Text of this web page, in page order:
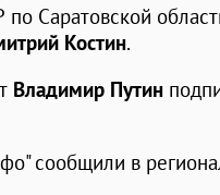
Саратовской
Костин.
Владимир Путин
сообщили в